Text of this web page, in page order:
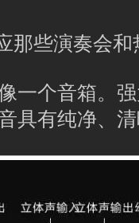
那些演奏会
一个音箱。
具有纯净、